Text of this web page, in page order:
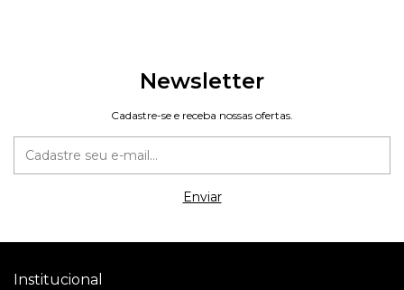
Newsletter
Cadastre-se e receba nossas ofertas.
Institucional